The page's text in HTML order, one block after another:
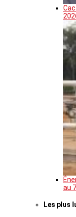
au
Les plus